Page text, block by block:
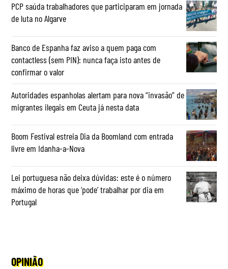
PCP saúda trabalhadores que participaram em jornada
de luta no Algarve
Banco de Espanha faz aviso a quem paga com
contactless (sem PIN): nunca faça isto antes de
confirmar o valor
Autoridades espanholas alertam para nova “invasão” de
migrantes ilegais em Ceuta já nesta data
Boom Festival estreia Dia da Boomland com entrada
livre em Idanha-a-Nova
Lei portuguesa não deixa dúvidas: este é o número
máximo de horas que ‘pode’ trabalhar por dia em
Portugal
OPINIÃO